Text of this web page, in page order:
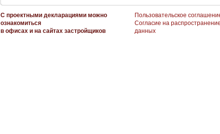
С проектными декларациями можно
ознакомиться
в офисах и на сайтах застройщиков
Пользовательское
Согласие на
данных